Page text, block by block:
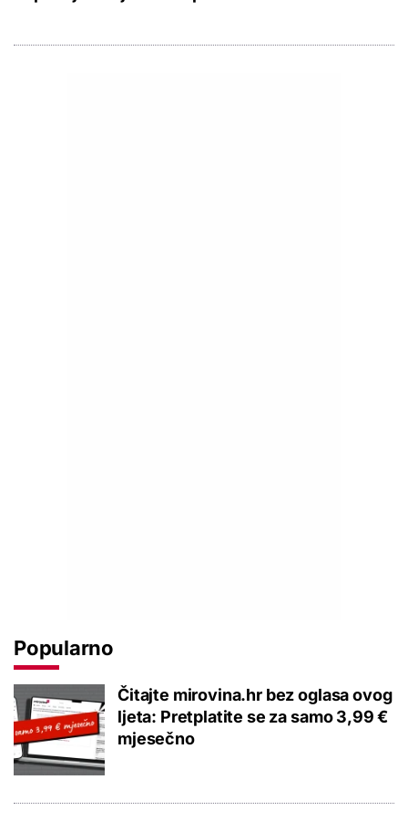
Popularno
Čitajte mirovina.hr bez oglasa ovog
ljeta: Pretplatite se za samo 3,99 €
mjesečno